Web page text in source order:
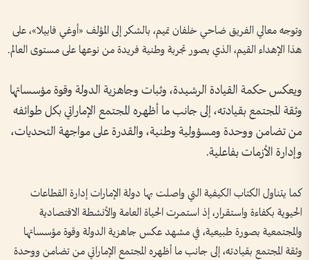
وتوجه معالي الفريق ضاحي خلفان تميم، بالشكر إلى المؤلف «أوغي فابيلا»، على
هذا الإهداء القيم، الذي يصور تجربة وطنية فريدة من نوعها على مستوى العالم.
ويعكس حكمة القيادة الرشيدة، وثبات وجاهزية الدولة وقوة مؤسساتها
وثقة المجتمع بقيادته، إلى جانب ما أظهره المجتمع الإماراتي بكل طوائفه
من تضامن ووحدة ومسؤولية وطنية، والقدرة على مواجهة التحديات،
وإدارة الأزمات بفاعلية.
كما يتناول الكتاب الكيفية التي واصلت بها دولة الإمارات إدارة القطاعات
الحيوية بكفاءة واستقرار، إذ استمرت الحياة العامة والأنشطة الاقتصادية
والمجتمعية بصورة طبيعية، في مشهد عكس جاهزية الدولة وقوة مؤسساتها
وثقة المجتمع بقيادته، إلى جانب ما أظهره المجتمع الإماراتي من تضامن ووحدة